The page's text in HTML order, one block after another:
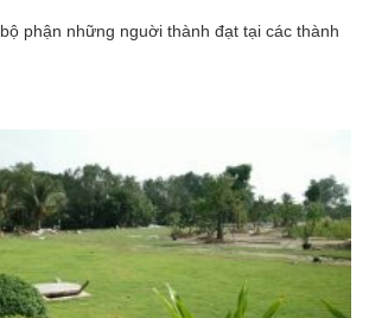
phận những nguời thành đạt tại các thành